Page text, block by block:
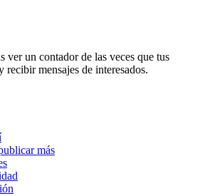
ver un contador de las veces que tus
recibir mensajes de interesados.
más